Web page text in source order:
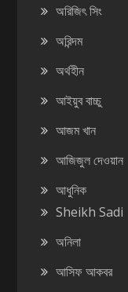
অরিজিৎ সিং
অরিন্দম
অর্থহীন
আইয়ুব বাচ্চু
আজম খান
আজিজুল দেওয়ান
আধুনিক
Sheikh Sadi
অনিলা
আসিফ আকবর